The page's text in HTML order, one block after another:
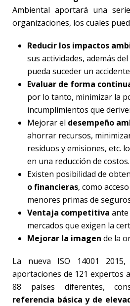
Ambiental aportará una
organizaciones, los cuales
Reducir los impactos
sus actividades, además
pueda suceder un
Evaluar de forma
por lo tanto, minimizar la
incumplimientos que
Mejorar el desempeño
ahorrar recursos,
residuos y emisiones, etc.
en una reducción de costos.
Existen posibilidad de
o financieras, como
menores primas de
Ventaja competitiva ante
mercados que exigen la
Mejorar la imagen de la
La nueva ISO 14001
aportaciones de 121 expertos
88 países diferentes,
referencia básica y de